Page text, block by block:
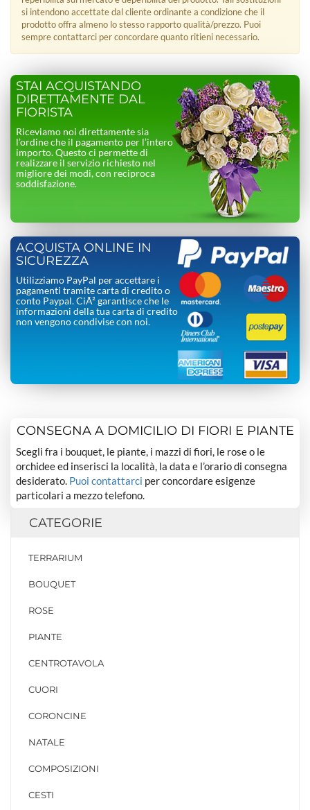
si intendono accettate dal cliente ordinante a condizione che il
prodotto offra almeno lo stesso rapporto qualità/prezzo. Puoi
sempre contattarci per concordare quanto ritieni necessario.
STAI ACQUISTANDO
DIRETTAMENTE DAL
FIORISTA
Riceviamo noi direttamente sia
l’ordine che il pagamento per l’intero
importo. Questo ci permette di
realizzare il servizio richiesto nel
migliore dei modi, con reciproca
soddisfazione.
ACQUISTA ONLINE IN
SICUREZZA
Utilizziamo PayPal per accettare i
pagamenti tramite carta di credito o
conto Paypal. CiÃ² garantisce che le
informazioni della tua carta di credito
non vengono condivise con noi.
CONSEGNA A DOMICILIO DI FIORI E PIANTE
Scegli fra i bouquet, le piante, i mazzi di fiori, le rose o le
orchidee ed inserisci la località, la data e l’orario di consegna
desiderato. Puoi contattarci per concordare esigenze
particolari a mezzo telefono.
CATEGORIE
TERRARIUM
BOUQUET
ROSE
PIANTE
CENTROTAVOLA
CUORI
CORONCINE
NATALE
COMPOSIZIONI
CESTI